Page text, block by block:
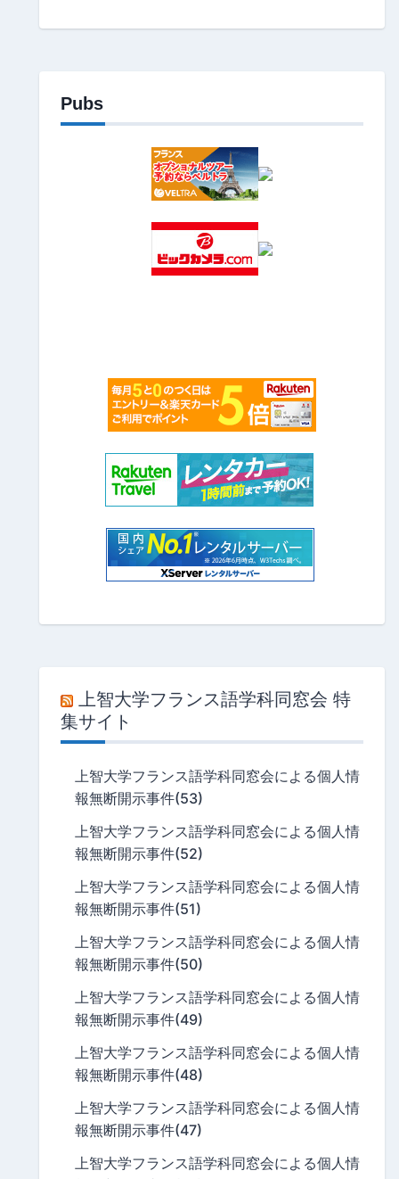
Pubs
上智大学フランス語学科同窓会 特
集サイト
上智大学フランス語学科同窓会による個人情
報無断開示事件(53)
上智大学フランス語学科同窓会による個人情
報無断開示事件(52)
上智大学フランス語学科同窓会による個人情
報無断開示事件(51)
上智大学フランス語学科同窓会による個人情
報無断開示事件(50)
上智大学フランス語学科同窓会による個人情
報無断開示事件(49)
上智大学フランス語学科同窓会による個人情
報無断開示事件(48)
上智大学フランス語学科同窓会による個人情
報無断開示事件(47)
上智大学フランス語学科同窓会による個人情